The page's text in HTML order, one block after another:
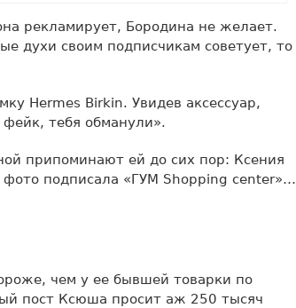
рекламирует, Бородина не желает.
духи своим подписчикам советует, то
Hermes Birkin. Увидев аксессуар,
тебя обманули».
припоминают ей до сих пор: Ксения
подписала «ГУМ Shopping center»…
чем у ее бывшей товарки по
пост Ксюша просит аж 250 тысяч